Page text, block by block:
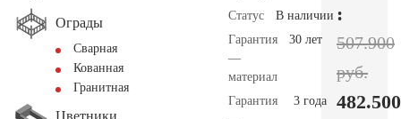
Ограды
Сварная
Кованная
Гранитная
Цветники
Статус
В наличии
Гарантия
—
материал
30 лет
Гарантия
3 года
:
507.900
руб.
482.500